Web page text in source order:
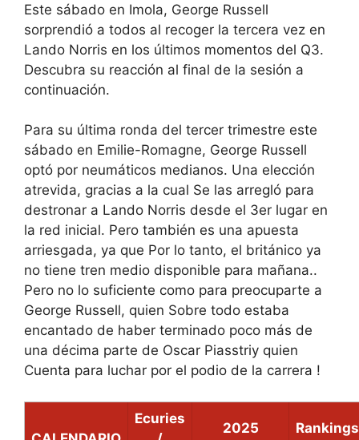
Este sábado en Imola, George Russell
sorprendió a todos al recoger la tercera vez en
Lando Norris en los últimos momentos del Q3.
Descubra su reacción al final de la sesión a
continuación.
Para su última ronda del tercer trimestre este
sábado en Emilie-Romagne, George Russell
optó por neumáticos medianos. Una elección
atrevida, gracias a la cual Se las arregló para
destronar a Lando Norris desde el 3er lugar en
la red inicial. Pero también es una apuesta
arriesgada, ya que Por lo tanto, el británico ya
no tiene tren medio disponible para mañana..
Pero no lo suficiente como para preocuparte a
George Russell, quien Sobre todo estaba
encantado de haber terminado poco más de
una décima parte de Oscar Piasstriy quien
Cuenta para luchar por el podio de la carrera !
Ecuries
2025
Rankings